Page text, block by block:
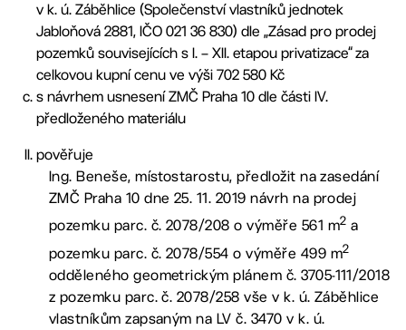
v k. ú. Záběhlice (Společenství vlastníků jednotek
Jabloňová 2881, IČO 021 36 830) dle „Zásad pro prodej
pozemků souvisejících s I. – XII. etapou privatizace“ za
celkovou kupní cenu ve výši 702 580 Kč
s návrhem usnesení ZMČ Praha 10 dle části IV.
předloženého materiálu
pověřuje
Ing. Beneše, místostarostu, předložit na zasedání
ZMČ Praha 10 dne 25. 11. 2019 návrh na prodej
pozemku parc. č. 2078/208 o výměře 561 m2 a
pozemku parc. č. 2078/554 o výměře 499 m2
odděleného geometrickým plánem č. 3705-111/2018
z pozemku parc. č. 2078/258 vše v k. ú. Záběhlice
vlastníkům zapsaným na LV č. 3470 v k. ú.